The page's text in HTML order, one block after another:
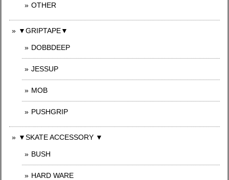
OTHER
▼GRIPTAPE▼
DOBBDEEP
JESSUP
MOB
PUSHGRIP
▼SKATE ACCESSORY ▼
BUSH
HARD WARE